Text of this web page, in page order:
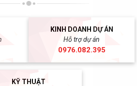
KINH DOANH DỰ ÁN
Hỗ trợ dự án
0976.082.395
KỸ THUẬT